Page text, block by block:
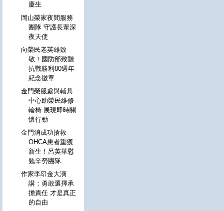
慶生
岡山榮家夜間服務
團隊 守護長輩深
夜天使
向榮民老英雄致
敬！國防部致贈
抗戰勝利80週年
紀念徽章
金門榮服處與輔具
中心助榮民維修
輪椅 展現即時關
懷行動
金門消成功搶救
OHCA患者重獲
新生！呂英華慰
勉辛勞團隊
作家李昂金大演
講：勇敢選擇承
擔責任 才是真正
的自由